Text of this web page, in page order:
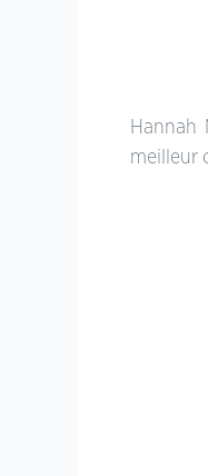
Hannah
meilleur